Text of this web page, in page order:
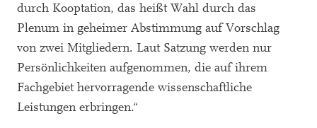
durch Kooptation, das heißt Wahl durch das
Plenum in geheimer Abstimmung auf Vorschlag
von zwei Mitgliedern. Laut Satzung werden nur
Persönlichkeiten aufgenommen, die auf ihrem
Fachgebiet hervorragende wissenschaftliche
Leistungen erbringen.“